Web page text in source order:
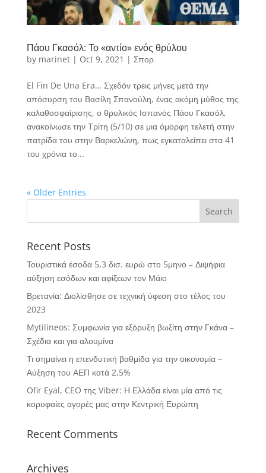
Πάου Γκασόλ: Το «αντίο» ενός θρύλου
by marinet| Oct 9, 2021 | Σπορ
El Fin De Una Era… Σχεδόν τρεις μήνες μετά την
απόσυρση του Βασίλη Σπανούλη, ένας ακόμη μύθος της
καλαθοσφαίρισης, ο θρυλικός Ισπανός Πάου Γκασόλ,
ανακοίνωσε την Τρίτη (5/10) σε μια όμορφη τελετή στην
πατρίδα του στην Βαρκελώνη, πως εγκαταλείπει στα 41
του χρόνια το...
« Older Entries
Recent Posts
Τουριστικά έσοδα 5,3 δισ. ευρώ στο 5μηνο – Διψήφια
αύξηση εσόδων και αφίξεων τον Μάιο
Βρετανία: Διολίσθησε σε τεχνική ύφεση στο τέλος του
2023
Mytilineos: Συμφωνία για εξόρυξη βωξίτη στην Γκάνα –
Σχέδια και για αλουμίνα
Τι σημαίνει η επενδυτική βαθμίδα για την οικονομία –
Αύξηση του ΑΕΠ κατά 2,5%
Ofir Eyal, CEO της Viber: Η Ελλάδα είναι μία από τις
κορυφαίες αγορές μας στην Κεντρική Ευρώπη
Recent Comments
Archives